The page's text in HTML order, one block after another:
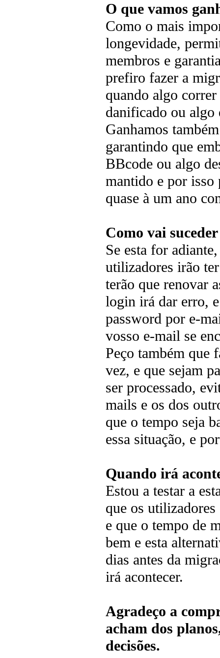
O que vamos
Como o mais
longevidade,
membros e
prefiro fazer a
quando algo
danificado ou
Ganhamos
garantindo que
BBcode ou algo
mantido e por isso
quase à um ano
Como vai
Se esta for
utilizadores irão
terão que renovar
login irá dar erro,
password por e-
vosso e-mail se
Peço também que
vez, e que sejam
ser processado,
mails e os dos
que o tempo seja
essa situação, e
Quando irá
Estou a testar a
que os
e que o tempo de
bem e esta
dias antes da
irá acontecer.
Agradeço a
acham dos
decisões.